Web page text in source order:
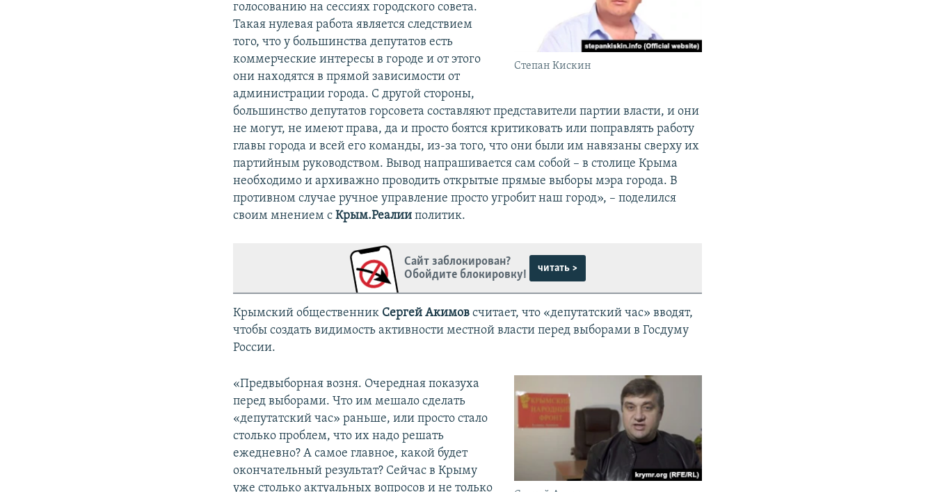
Степан Кискин
голосованию на сессиях городского совета.
Такая нулевая работа является следствием
того, что у большинства депутатов есть
коммерческие интересы в городе и от этого
они находятся в прямой зависимости от
администрации города. С другой стороны,
большинство депутатов горсовета составляют представители партии власти, и они
не могут, не имеют права, да и просто боятся критиковать или поправлять работу
главы города и всей его команды, из-за того, что они были им навязаны сверху их
партийным руководством. Вывод напрашивается сам собой – в столице Крыма
необходимо и архиважно проводить открытые прямые выборы мэра города. В
противном случае ручное управление просто угробит наш город», – поделился
своим мнением сКрым.Реалии политик.
Сайт заблокирован?
Обойдите блокировку!
читать >
Крымский общественник Сергей Акимов считает, что «депутатский час» вводят,
чтобы создать видимость активности местной власти перед выборами в Госдуму
России.
«Предвыборная возня. Очередная показуха
перед выборами. Что им мешало сделать
«депутатский час» раньше, или просто стало
столько проблем, что их надо решать
ежедневно? А самое главное, какой будет
окончательный результат? Сейчас в Крыму
уже столько актуальных вопросов и не только